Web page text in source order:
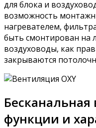
для блока и
возможность
нагревателем,
быть смонтирован на
воздуховоды, как
закрываются
Бесканальная
функции и